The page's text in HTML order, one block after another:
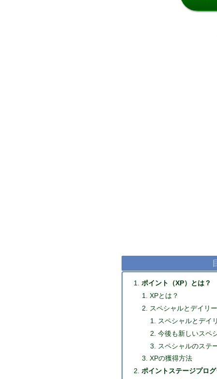
ポイント（XP）とは？
XPとは？
スペシャルとデイリ
スペシャルとデイ
今後も新しいスペ
スペシャルのステ
XPの獲得方法
ポイントステージプロ